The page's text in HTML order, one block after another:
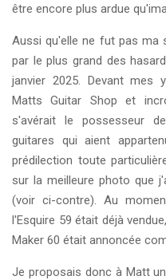
être encore plus ardue
Aussi qu'elle ne fut pas ma
par le plus grand des
janvier 2025. Devant mes
Matts Guitar Shop et
s'avérait le possesseur
guitares qui aient
prédilection toute
sur la meilleure photo que
(voir ci-contre). Au
l'Esquire 59 était déjà
Maker 60 était annoncée
Je proposais donc à Matt